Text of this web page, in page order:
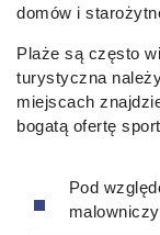
domów i
Plaże są często
turystyczna
miejscach
bogatą ofertę
Pod